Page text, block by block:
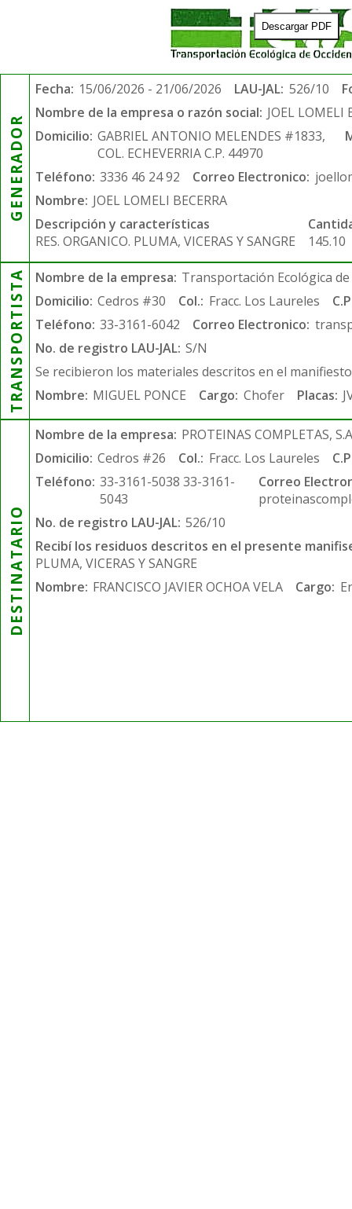
Descargar PDF
GENERADOR
Fecha: 15/06/2026 - 21/06/2026 LAU-JAL: 526/10
Nombre de la empresa o razón social: JOEL LOMELI
Domicilio: GABRIEL ANTONIO MELENDES #1833,
COL. ECHEVERRIA C.P. 44970
Teléfono: 3336 46 24 92 Correo Electronico:
Nombre: JOEL LOMELI BECERRA
Descripción y características
RES. ORGANICO. PLUMA, VICERAS Y SANGRE
145.10
TRANSPORTISTA Nombre de la empresa: Transportación Ecológica de
Domicilio: Cedros #30 Col.: Fracc. Los Laureles
Teléfono: 33-3161-6042 Correo Electronico:
No. de registro LAU-JAL: S/N
Se recibieron los materiales descritos en el
Nombre: MIGUEL PONCE Cargo: Chofer Placas:
DESTINATARIO
Nombre de la empresa: PROTEINAS COMPLETAS,
Domicilio: Cedros #26 Col.: Fracc. Los Laureles
Teléfono: 33-3161-5038 33-3161-
5043
Correo
No. de registro LAU-JAL: 526/10
Recibí los residuos descritos en el presente
PLUMA, VICERAS Y SANGRE
Nombre: FRANCISCO JAVIER OCHOA VELA Cargo: